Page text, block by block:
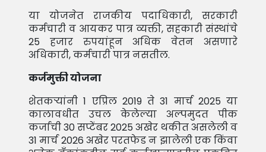
या योजनेत राजकीय पदाधिकारी, सरकारी
कर्मचारी व आयकर पात्र व्यक्ती, सहकारी संस्थांचे
25 हजार रुपयांहून अधिक वेतन असणारे
अधिकारी, कर्मचारी पात्र नसतील.
कर्जमुक्ती योजना
शेतकर्‍यांनी 1 एप्रिल 2019 ते 31 मार्च 2025 या
कालावधीत उचल केलेल्या अल्पमुदत पीक
कर्जाची 30 सप्टेंबर 2025 अखेर थकीत असलेली व
31 मार्च 2026 अखेर परतफेड न झालेली एक किंवा